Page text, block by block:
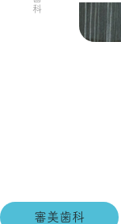
審美歯科